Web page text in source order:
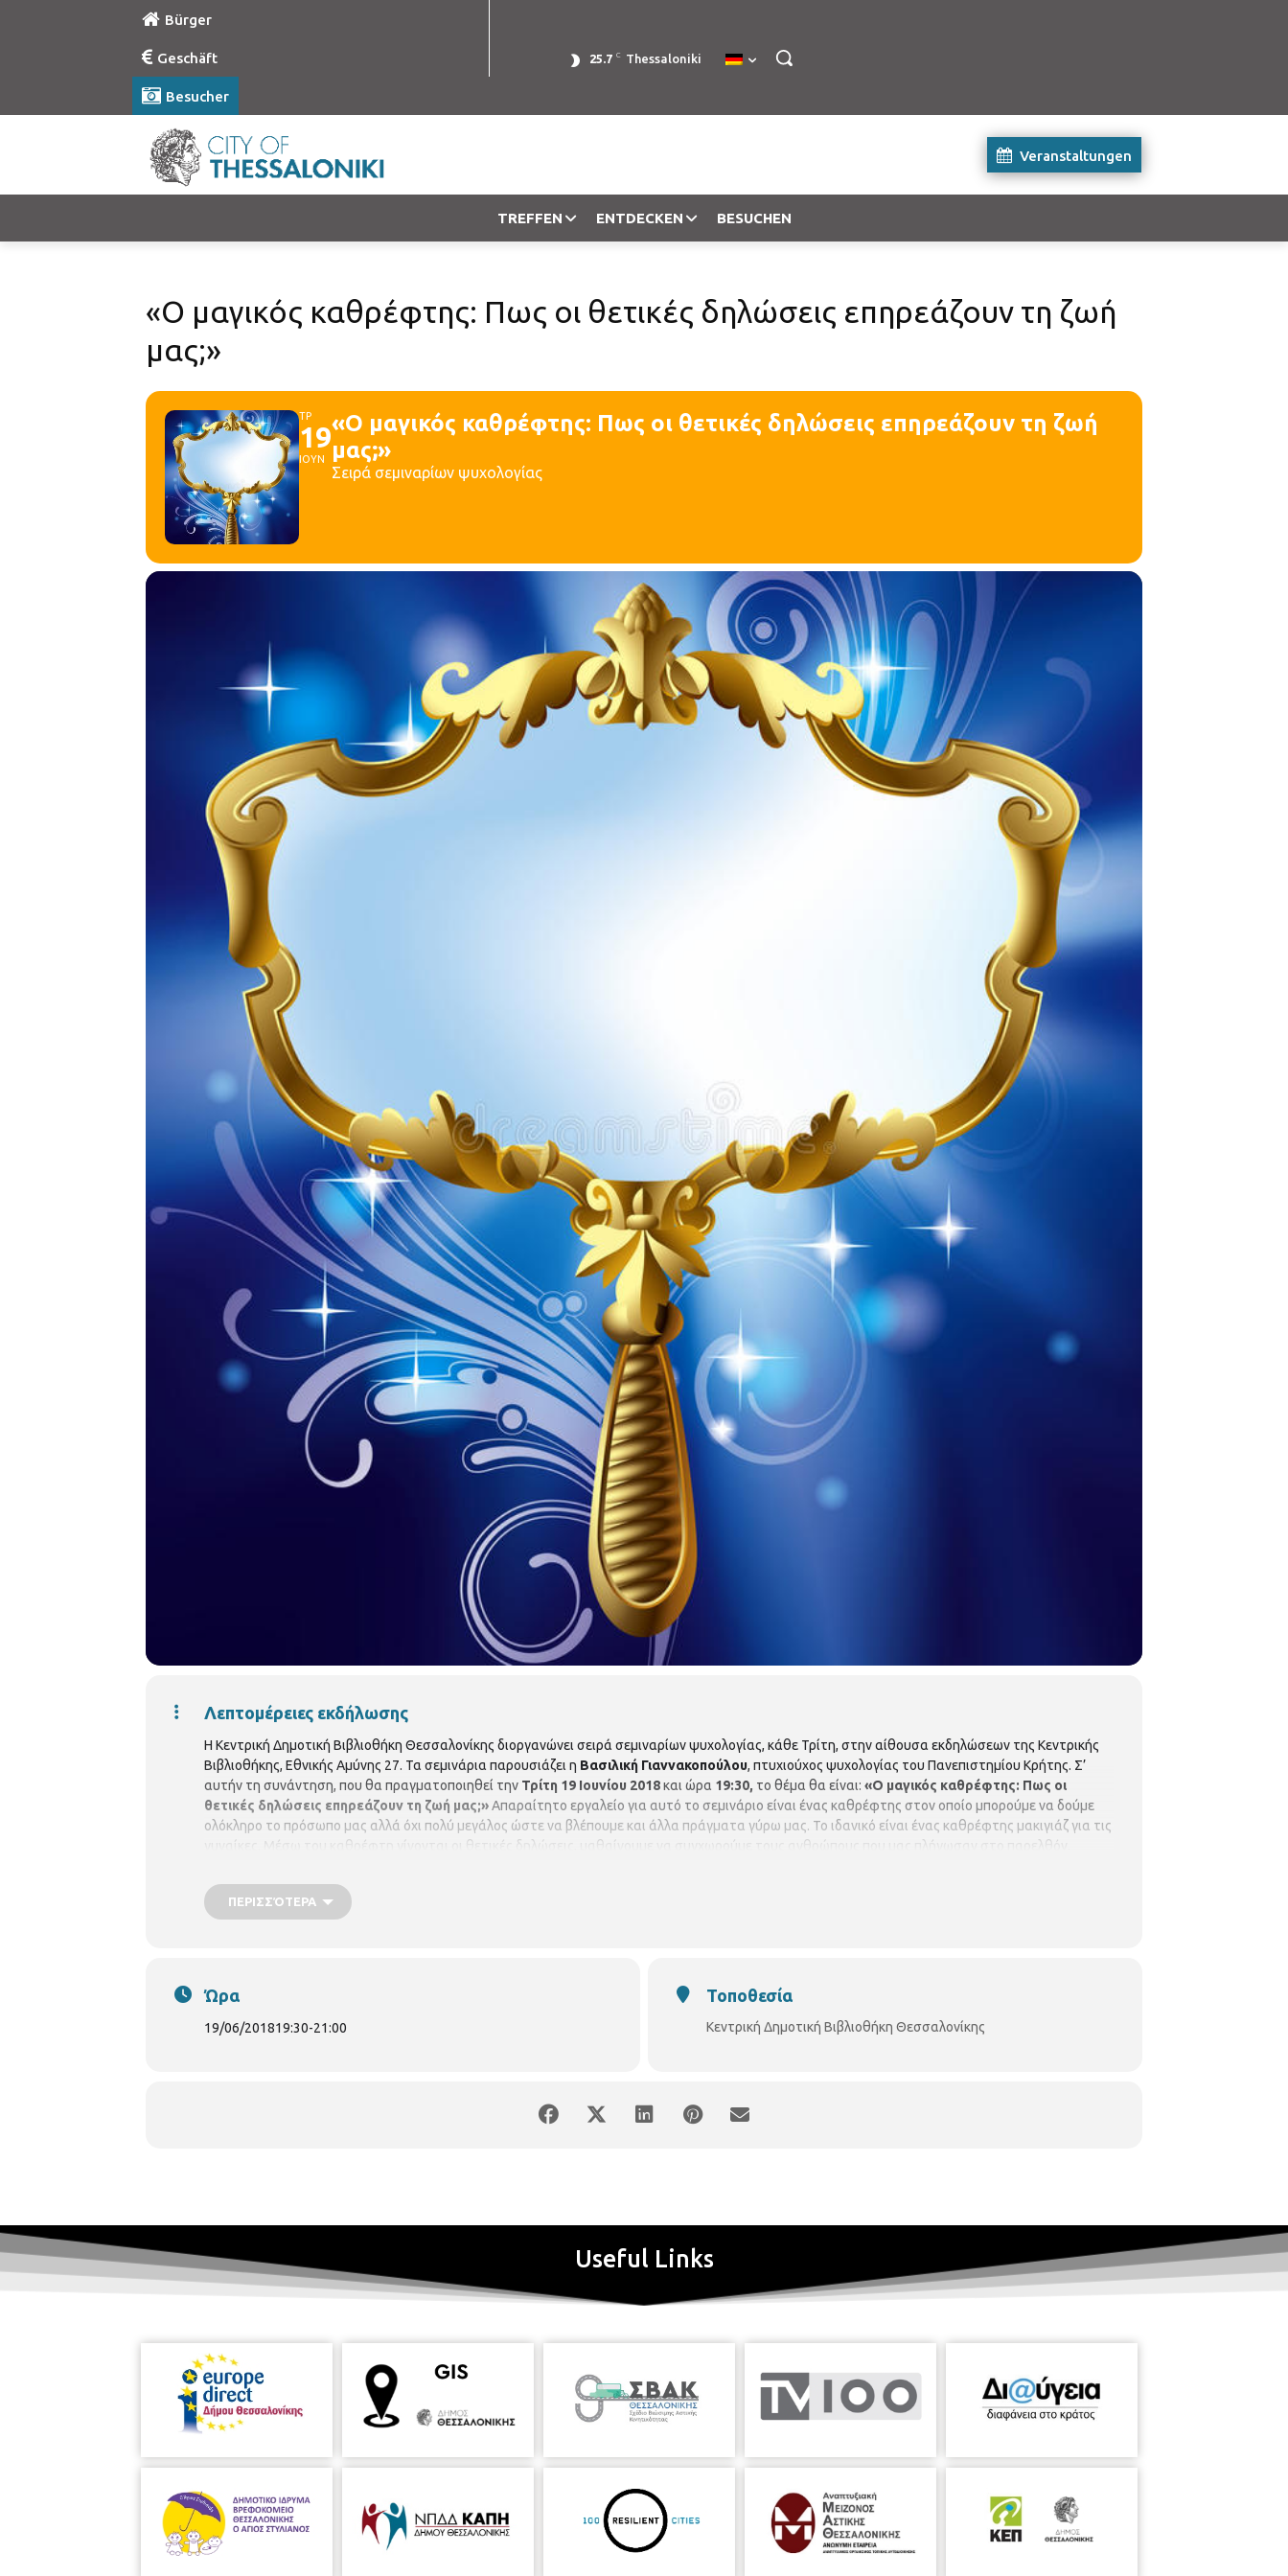
Bürger
Geschäft
Besucher
25.7 C Thessaloniki
Veranstaltungen
TREFFEN ENTDECKEN BESUCHEN
«Ο μαγικός καθρέφτης: Πως οι θετικές δηλώσεις επηρεάζουν τη ζωή
μας;»
ΤΡ
19
ΙΟΥΝ
«Ο μαγικός καθρέφτης: Πως οι θετικές δηλώσεις επηρεάζουν τη ζωή
μας;»
Σειρά σεμιναρίων ψυχολογίας
Λεπτομέρειες εκδήλωσης
Η Κεντρική Δημοτική Βιβλιοθήκη Θεσσαλονίκης διοργανώνει σειρά σεμιναρίων ψυχολογίας, κάθε Τρίτη, στην αίθουσα εκδηλώσεων της Κεντρικής
Βιβλιοθήκης, Εθνικής Αμύνης 27. Τα σεμινάρια παρουσιάζει η Βασιλική Γιαννακοπούλου, πτυχιούχος ψυχολογίας του Πανεπιστημίου Κρήτης. Σ’
αυτήν τη συνάντηση, που θα πραγματοποιηθεί την Τρίτη 19 Ιουνίου 2018και ώρα 19:30, το θέμα θα είναι: «Ο μαγικός καθρέφτης: Πως οι
θετικές δηλώσεις επηρεάζουν τη ζωή μας;»Απαραίτητο εργαλείο για αυτό το σεμινάριο είναι ένας καθρέφτης στον οποίο μπορούμε να δούμε
ολόκληρο το πρόσωπο μας αλλά όχι πολύ μεγάλος ώστε να βλέπουμε και άλλα πράγματα γύρω μας. Το ιδανικό είναι ένας καθρέφτης μακιγιάζ για τις
γυναίκες. Μέσω του καθρέφτη γίνονται οι θετικές δηλώσεις, μαθαίνουμε να συγχωρούμε τους ανθρώπους που μας πλήγωσαν στο παρελθόν,
Κωνσταντίνος Βόγδανος 231331 8593
ΠΕΡΙΣΣΌΤΕΡΑ
Ώρα
19/06/201819:30-21:00
Τοποθεσία
Κεντρική Δημοτική Βιβλιοθήκη Θεσσαλονίκης
Useful Links